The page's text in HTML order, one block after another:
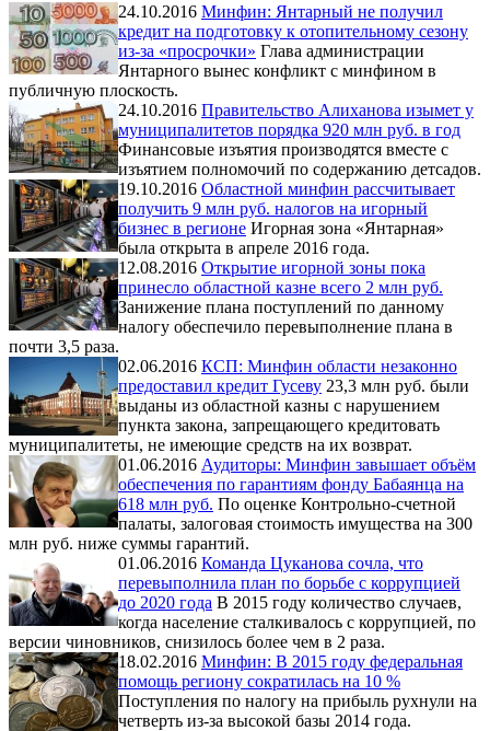
24.10.2016 Минфин: Янтарный не получил
кредит на подготовку к отопительному сезону
из-за «просрочки» Глава администрации
Янтарного вынес конфликт с минфином в
публичную плоскость.
24.10.2016 Правительство Алиханова изымет у
муниципалитетов порядка 920 млн руб. в год
Финансовые изъятия производятся вместе с
изъятием полномочий по содержанию детсадов.
19.10.2016 Областной минфин рассчитывает
получить 9 млн руб. налогов на игорный
бизнес в регионе Игорная зона «Янтарная»
была открыта в апреле 2016 года.
12.08.2016 Открытие игорной зоны пока
принесло областной казне всего 2 млн руб.
Занижение плана поступлений по данному
налогу обеспечило перевыполнение плана в
почти 3,5 раза.
02.06.2016 КСП: Минфин области незаконно
предоставил кредит Гусеву 23,3 млн руб. были
выданы из областной казны с нарушением
пункта закона, запрещающего кредитовать
муниципалитеты, не имеющие средств на их возврат.
01.06.2016 Аудиторы: Минфин завышает объём
обеспечения по гарантиям фонду Бабаянца на
618 млн руб. По оценке Контрольно-счетной
палаты, залоговая стоимость имущества на 300
млн руб. ниже суммы гарантий.
01.06.2016 Команда Цуканова сочла, что
перевыполнила план по борьбе с коррупцией
до 2020 года В 2015 году количество случаев,
когда население сталкивалось с коррупцией, по
версии чиновников, снизилось более чем в 2 раза.
18.02.2016 Минфин: В 2015 году федеральная
помощь региону сократилась на 10 %
Поступления по налогу на прибыль рухнули на
четверть из-за высокой базы 2014 года.